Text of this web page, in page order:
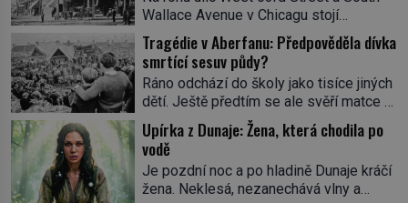
v dávných legendách. Je tichomořský
Dračí trojúhelník skutečně prokletým
místem, nebo se zde jen nebezpečná
příroda proměnila v jednu z
nejpůsobivějších námořních záhad? […]
Wallace Avenue v Chicagu stojí
nenápadná pošta. Nemá žádný speciální
nápis ani pamětní desku. A přesto prý
místní zaměstnanci neradi chodí do
sklepa. Právě tady totiž sídlil sériový
vrah H. H. Holmes a také
nejpropracovanější past na lidi
v dějinách americké kriminalistiky.
Herman Webster Mudgett (1861–1896)
přijíždí […]
Tragédie v Aberfanu: Předpověděla dívka
smrtící sesuv půdy?
Ráno odchází do školy jako tisíce jiných
dětí. Ještě předtím se ale svěří matce s
podivným snem. Ve škole, kterou dobře
zná, tentokrát nevidí budovu ani
spolužáky. Místo nich se před ní tyčí
cosi temného. O několik hodin později je
mrtvá. Mohla devítiletá Zahlédla vlastní
Upírka z Dunaje: Žena, která chodila po
vodě
Je pozdní noc a po hladině Dunaje kráčí
žena. Neklesá, nezanechává vlny a